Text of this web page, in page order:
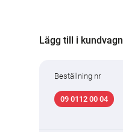
Lägg till i kundvagn
Beställning nr
09 0112 00 04